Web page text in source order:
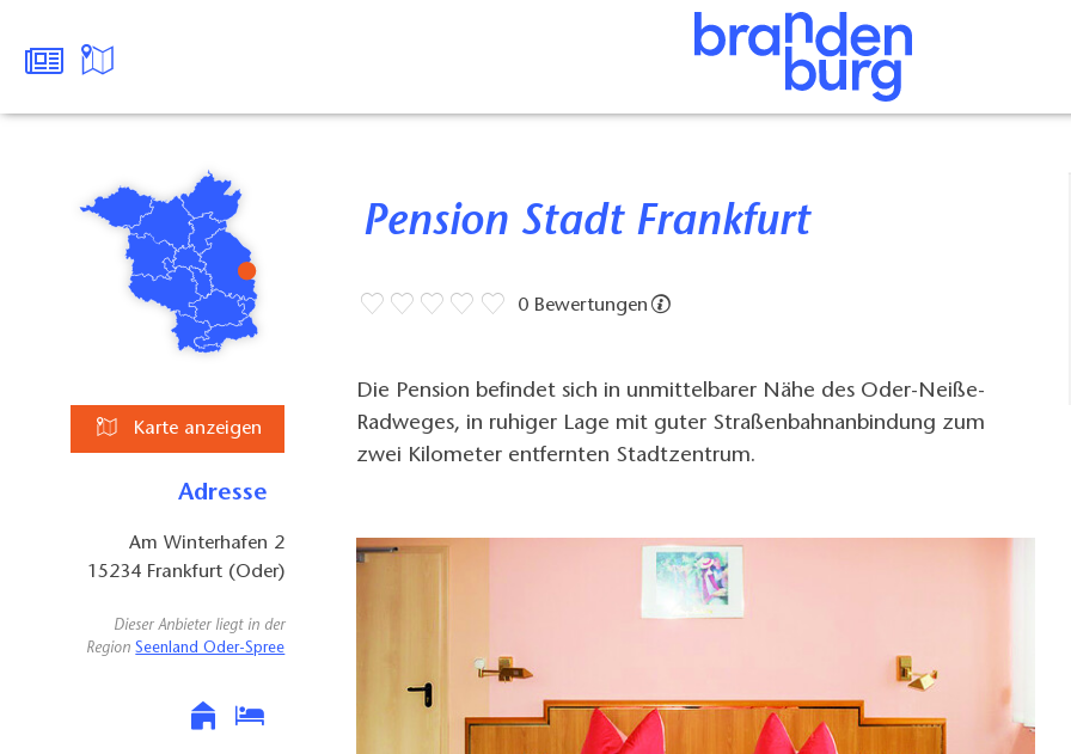
Karte anzeigen
Adresse
Am Winterhafen 2
15234 Frankfurt (Oder)
Dieser Anbieter liegt in der
RegionSeenland Oder-Spree
Pension Stadt Frankfurt
0 Bewertungen
Die Pension befindet sich in unmittelbarer Nähe des Oder-Neiße-
Radweges, in ruhiger Lage mit guter Straßenbahnanbindung zum
zwei Kilometer entfernten Stadtzentrum.